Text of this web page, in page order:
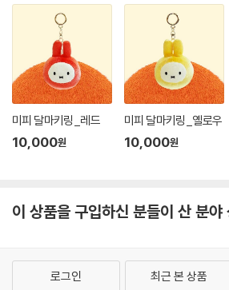
미피 달마키링_레드
10,000원
미피 달마키링_옐로우
10,000원
이 상품을 구입하신 분들이 산 분야
로그인 최근 본 상품